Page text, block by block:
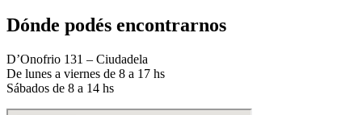
Dónde podés encontrarnos
D’Onofrio 131 – Ciudadela
De lunes a viernes de 8 a 17 hs
Sábados de 8 a 14 hs